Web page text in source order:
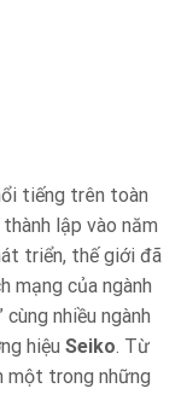
tiếng trên toàn
lập vào năm
triển, thế giới đã
mạng của ngành
nhiều ngành
hiệu Seiko. Từ
một trong những